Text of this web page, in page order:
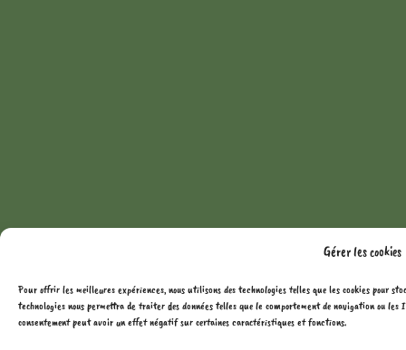
Gérer les cookies
Pour offrir les meilleures expériences, nous utilisons des technologies telles que les cookies pour
technologies nous permettra de traiter des données telles que le comportement de navigation ou
consentement peut avoir un effet négatif sur certaines caractéristiques et fonctions.